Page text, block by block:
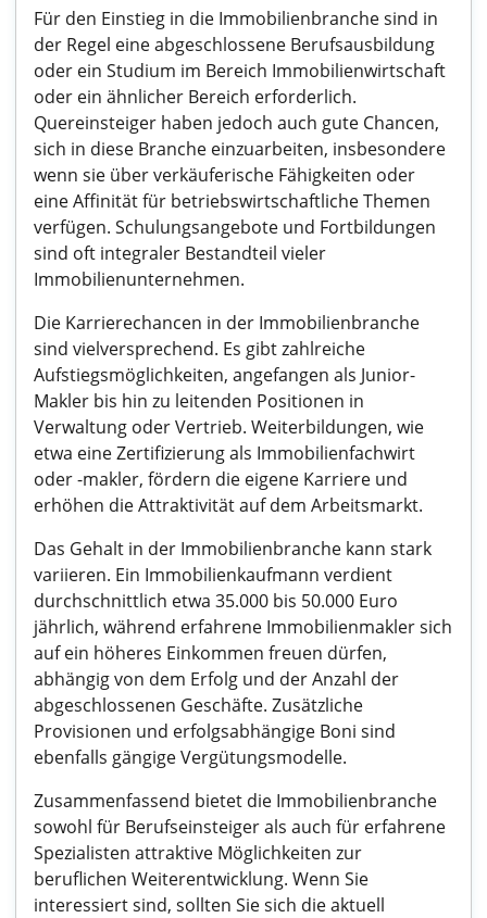
Für den Einstieg in die Immobilienbranche sind in
der Regel eine abgeschlossene Berufsausbildung
oder ein Studium im Bereich Immobilienwirtschaft
oder ein ähnlicher Bereich erforderlich.
Quereinsteiger haben jedoch auch gute Chancen,
sich in diese Branche einzuarbeiten, insbesondere
wenn sie über verkäuferische Fähigkeiten oder
eine Affinität für betriebswirtschaftliche Themen
verfügen. Schulungsangebote und Fortbildungen
sind oft integraler Bestandteil vieler
Immobilienunternehmen.
Die Karrierechancen in der Immobilienbranche
sind vielversprechend. Es gibt zahlreiche
Aufstiegsmöglichkeiten, angefangen als Junior-
Makler bis hin zu leitenden Positionen in
Verwaltung oder Vertrieb. Weiterbildungen, wie
etwa eine Zertifizierung als Immobilienfachwirt
oder -makler, fördern die eigene Karriere und
erhöhen die Attraktivität auf dem Arbeitsmarkt.
Das Gehalt in der Immobilienbranche kann stark
variieren. Ein Immobilienkaufmann verdient
durchschnittlich etwa 35.000 bis 50.000 Euro
jährlich, während erfahrene Immobilienmakler sich
auf ein höheres Einkommen freuen dürfen,
abhängig von dem Erfolg und der Anzahl der
abgeschlossenen Geschäfte. Zusätzliche
Provisionen und erfolgsabhängige Boni sind
ebenfalls gängige Vergütungsmodelle.
Zusammenfassend bietet die Immobilienbranche
sowohl für Berufseinsteiger als auch für erfahrene
Spezialisten attraktive Möglichkeiten zur
beruflichen Weiterentwicklung. Wenn Sie
interessiert sind, sollten Sie sich die aktuell